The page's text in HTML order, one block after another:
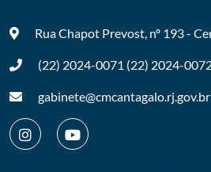
Rua Chapot Prevost, nº 193 -
(22) 2024-0071 (22) 2024-
gabinete@cmcantagalo.rj.gov.br